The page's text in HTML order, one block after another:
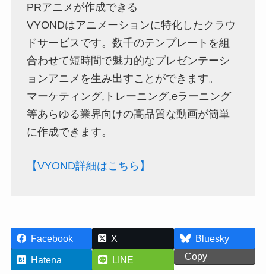
PRアニメが作成できる
VYONDはアニメーションに特化したクラウ
ドサービスです。数千のテンプレートを組
合わせて短時間で魅力的なプレゼンテーシ
ョンアニメを生み出すことができます。
マーケティング,トレーニング,eラーニング
等あらゆる業界向けの高品質な動画が簡単
に作成できます。
【VYOND詳細はこちら】
Facebook X
Bluesky
Hatena
LINE Copy